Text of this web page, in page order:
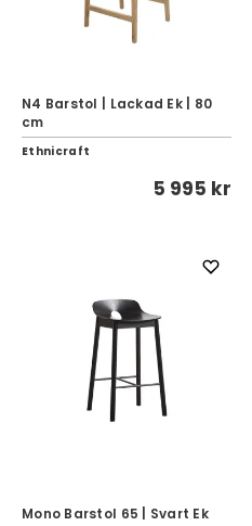
N4 Barstol | Lackad Ek | 80
cm
Ethnicraft
5 995 kr
Mono Barstol 65 | Svart Ek